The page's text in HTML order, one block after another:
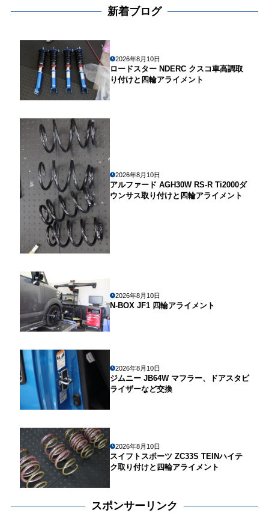
新着ブログ
2026年8月10日
ロードスター NDERC クスコ車高調取
り付けと四輪アライメント
2026年8月10日
アルファード AGH30W RS-R Ti2000ダ
ウンサス取り付けと四輪アライメント
2026年8月10日
N-BOX JF1 四輪アライメント
2026年8月10日
ジムニー JB64W マフラー、ドアスタビ
ライザーなど交換
2026年8月10日
スイフトスポーツ ZC33S TEINハイテ
ク取り付けと四輪アライメント
スポンサーリンク